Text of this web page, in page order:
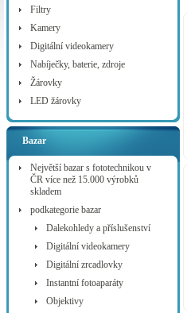
Filtry
Kamery
Digitální videokamery
Nabíječky, baterie, zdroje
Žárovky
LED žárovky
Bazar
Největší bazar s fototechnikou v
ČR více než 15.000 výrobků
skladem
podkategorie bazar
Dalekohledy a příslušenství
Digitální videokamery
Digitální zrcadlovky
Instantní fotoaparáty
Objektivy